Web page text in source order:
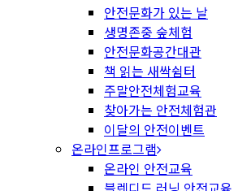
안전문화가 있는 날
생명존중 숲체험
안전문화공간대관
책 읽는 새싹쉼터
주말안전체험교육
찾아가는 안전체험관
이달의 안전이벤트
온라인프로그램
온라인 안전교육